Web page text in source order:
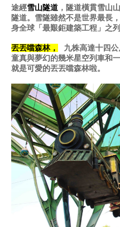
途經雪山隧道，隧道橫貫雪山
隧道。雪隧雖然不是世界最長
身全球「最艱鉅建築工程」之列
丟丟噹森林，
九株高達十四公
童真與夢幻的幾米星空列車和
就是可愛的丟丟噹森林啦。